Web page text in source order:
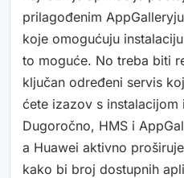
prilagođenim
koje omogućuju
to moguće. No treba biti
ključan određeni servis
ćete izazov s instalacijom
Dugoročno, HMS i
a Huawei aktivno
kako bi broj dostupnih